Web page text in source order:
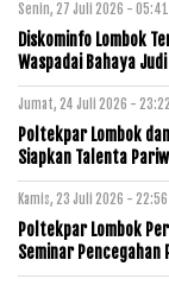
Senin, 27 Juli 2026 - 05:41
Diskominfo Lombok
Waspadai Bahaya
Jumat, 24 Juli 2026 - 23:22
Poltekpar Lombok
Siapkan Talenta
Kamis, 23 Juli 2026 - 22:56
Poltekpar Lombok
Seminar